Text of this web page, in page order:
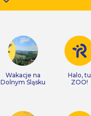
Wakacje na
Dolnym Śląsku
Halo, tu
ZOO!